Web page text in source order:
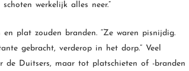
werkelijk alles neer.”
plat zouden branden. “Ze waren pisnijdig.
gebracht, verderop in het dorp.” Veel
de Duitsers, maar tot platschieten of -branden